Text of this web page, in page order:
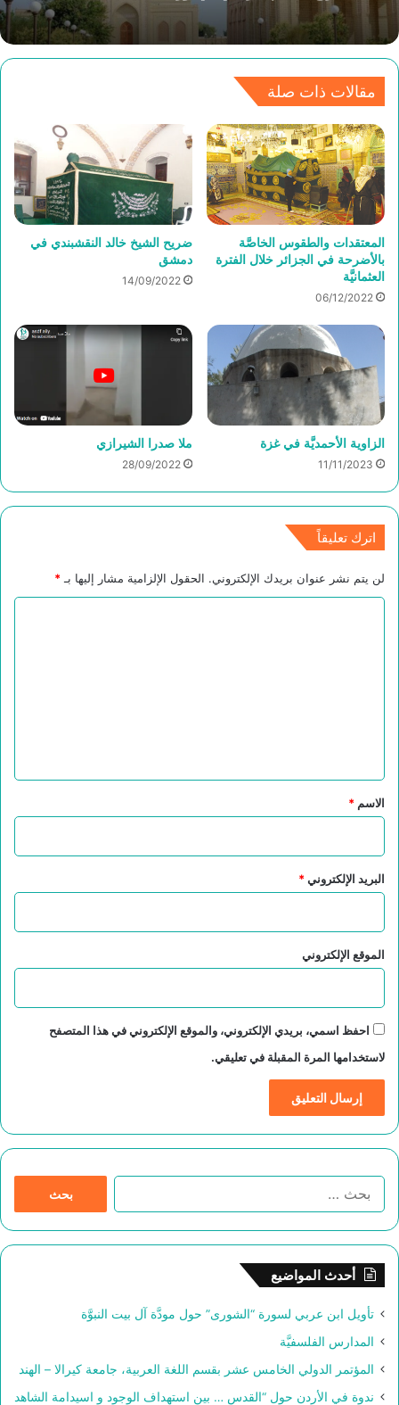
ضريح الحكيم الترمذي في أوزبكستان
مساجد الإسكندرية تتزين بأسماء أقطاب الصوفية
مقالات ذات صلة
المعتقدات والطقوس الخاصَّة
بالأضرحة في الجزائر خلال الفترة
العثمانيَّة
06/12/2022
ضريح الشيخ خالد النقشبندي في
دمشق
14/09/2022
الزاوية الأحمديَّة في غزة
11/11/2023
ملا صدرا الشيرازي
28/09/2022
اترك تعليقاً
لن يتم نشر عنوان بريدك الإلكتروني. الحقول الإلزامية مشار إليها بـ *
*
الاسم *
البريد الإلكتروني*
الموقع الإلكتروني
احفظ اسمي، بريدي الإلكتروني، والموقع الإلكتروني في هذا المتصفح
لاستخدامها المرة المقبلة في تعليقي.
:
أحدث المواضيع
تأويل ابن عربي لسورة “الشورى” حول مودَّة آل بيت النبوَّة
المدارس الفلسفيَّة
المؤتمر الدولي الخامس عشر بقسم اللغة العربية، جامعة كيرالا – الهند
ندوة في الأردن حول “القدس … بين استهداف الوجود و اسيدامة الشاهد